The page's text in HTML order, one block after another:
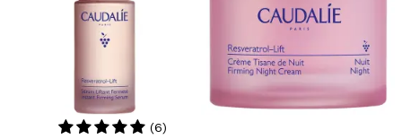
(6)